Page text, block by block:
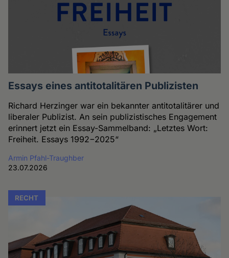
Essays eines antitotalitären Publizisten
Richard Herzinger war ein bekannter antitotalitärer und
liberaler Publizist. An sein publizistisches Engagement
erinnert jetzt ein Essay-Sammelband: „Letztes Wort:
Freiheit. Essays 1992−2025“
Armin Pfahl-Traughber
23.07.2026
RECHT